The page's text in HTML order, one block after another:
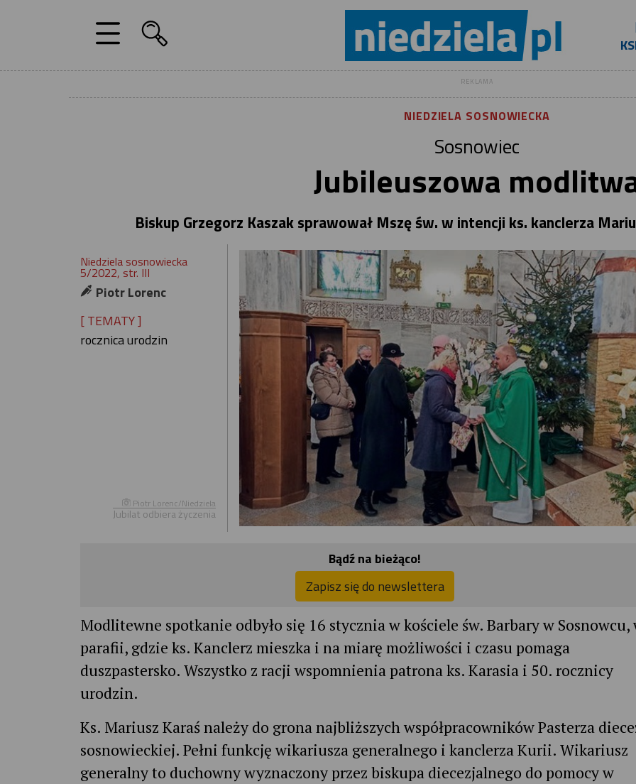
REKLAMA
NIEDZIELA SOSNOWIECKA
Sosnowiec
Jubileuszowa
Biskup Grzegorz Kaszak sprawował Mszę św. w intencji ks. kanclerza
Niedziela sosnowiecka
5/2022, str. III
Piotr Lorenc
[ TEMATY ]
rocznica urodzin
Piotr Lorenc/Niedziela
Jubilat odbiera życzenia
Bądź na bieżąco!
Zapisz się do newslettera
Modlitewne spotkanie odbyło się 16 stycznia w kościele św. Barbary w Sosnowcu,
parafii, gdzie ks. Kanclerz mieszka i na miarę możliwości i czasu pomaga
duszpastersko. Wszystko z racji wspomnienia patrona ks. Karasia i 50. rocznicy
urodzin.
Ks. Mariusz Karaś należy do grona najbliższych współpracowników Pasterza
sosnowieckiej. Pełni funkcję wikariusza generalnego i kanclerza Kurii. Wikariusz
generalny to duchowny wyznaczony przez biskupa diecezjalnego do pomocy w